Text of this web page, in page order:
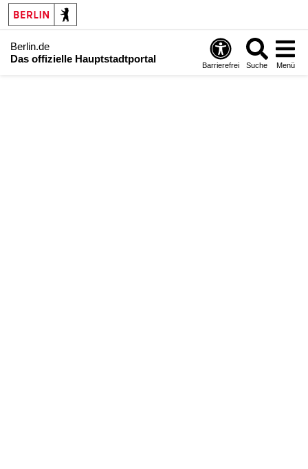
Berlin.de
Das offizielle Hauptstadtportal
Barrierefrei Suche Menü